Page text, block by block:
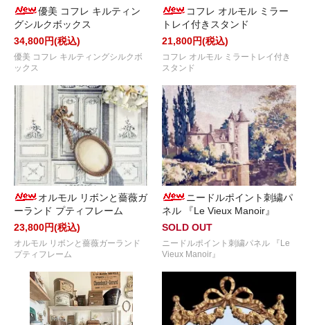
優美 コフレ キルティン
グシルクボックス
34,800円(税込)
優美 コフレ キルティングシルクボ
ックス
コフレ オルモル ミラー
トレイ付きスタンド
21,800円(税込)
コフレ オルモル ミラートレイ付き
スタンド
オルモル リボンと薔薇ガ
ーランド プティフレーム
23,800円(税込)
オルモル リボンと薔薇ガーランド
プティフレーム
ニードルポイント刺繍パ
ネル 『Le Vieux Manoir』
SOLD OUT
ニードルポイント刺繍パネル 『Le
Vieux Manoir』